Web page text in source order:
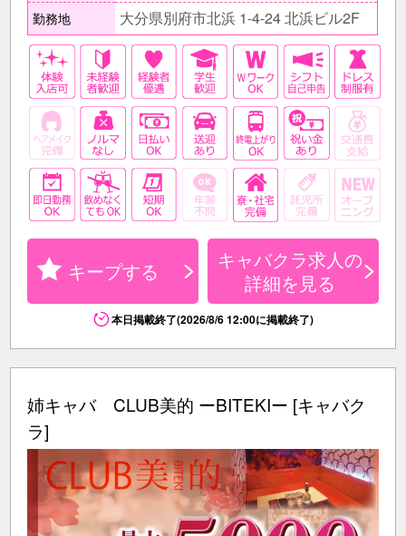
勤務地 大分県別府市北浜 1-4-24 北浜ビル2F
キープする
キャバクラ求人の
詳細を見る
本日掲載終了(2026/8/6 12:00に掲載終了)
姉キャバ CLUB美的 ーBITEKIー [キャバク
ラ]